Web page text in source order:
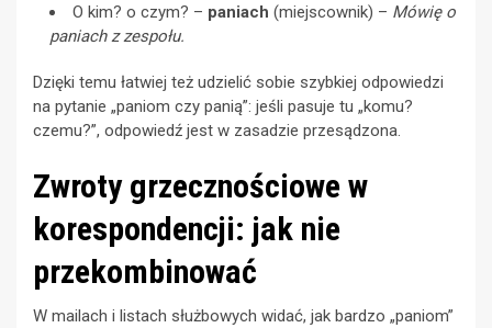
O kim? o czym? – paniach (miejscownik) – Mówię o
paniach z zespołu.
Dzięki temu łatwiej też udzielić sobie szybkiej odpowiedzi
na pytanie „paniom czy panią”: jeśli pasuje tu „komu?
czemu?”, odpowiedź jest w zasadzie przesądzona.
Zwroty grzecznościowe w
korespondencji: jak nie
przekombinować
W mailach i listach służbowych widać, jak bardzo „paniom”